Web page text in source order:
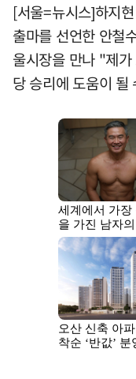
[서울=뉴시스]하지
출마를 선언한 안철
울시장을 만나 "제
당 승리에 도움이